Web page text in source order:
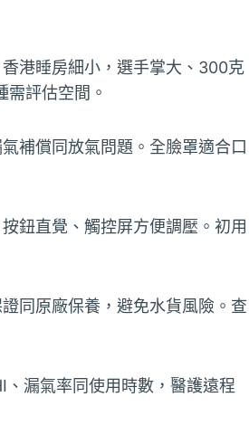
港睡房細小，選手掌大、300克
評估空間。
補償同放氣問題。全臉罩適合口
鈕直覺、觸控屏方便調壓。初用
同原廠保養，避免水貨風險。查
漏氣率同使用時數，醫護遠程